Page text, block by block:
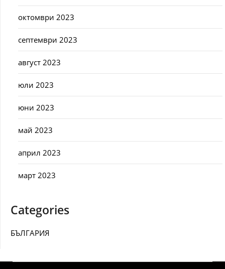
октомври 2023
септември 2023
август 2023
юли 2023
юни 2023
май 2023
април 2023
март 2023
Categories
БЪЛГАРИЯ